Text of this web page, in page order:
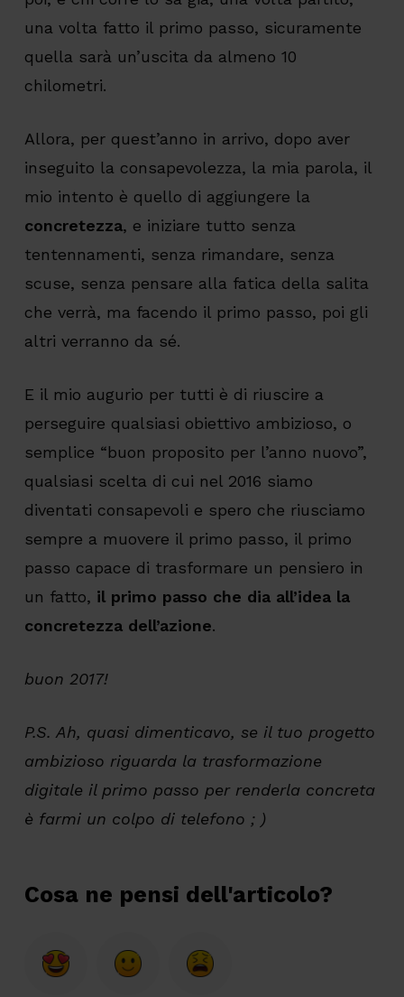
una volta fatto il primo passo, sicuramente
quella sarà un’uscita da almeno 10
chilometri.
Allora, per quest’anno in arrivo, dopo aver
inseguito la consapevolezza, la mia parola, il
mio intento è quello di aggiungere la
concretezza, e iniziare tutto senza
tentennamenti, senza rimandare, senza
scuse, senza pensare alla fatica della salita
che verrà, ma facendo il primo passo, poi gli
altri verranno da sé.
E il mio augurio per tutti è di riuscire a
perseguire qualsiasi obiettivo ambizioso, o
semplice “buon proposito per l’anno nuovo”,
qualsiasi scelta di cui nel 2016 siamo
diventati consapevoli e spero che riusciamo
sempre a muovere il primo passo, il primo
passo capace di trasformare un pensiero in
un fatto, il primo passo che dia all’idea la
concretezza dell’azione.
buon 2017!
P.S. Ah, quasi dimenticavo, se il tuo progetto
ambizioso riguarda la trasformazione
digitale il primo passo per renderla concreta
è farmi un colpo di telefono ; )
Cosa ne pensi dell'articolo?